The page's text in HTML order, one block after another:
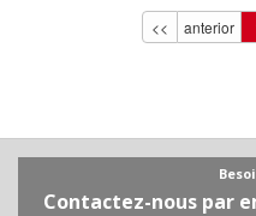
<< anterior
Contactez-nous par